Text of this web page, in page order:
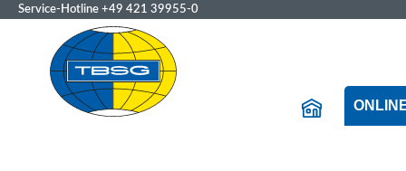
Service-Hotline +49 421 39955-0